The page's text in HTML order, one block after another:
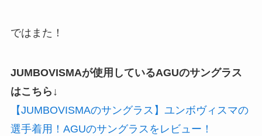
ではまた！
JUMBOVISMAが使用しているAGUのサングラス
はこちら↓
【JUMBOVISMAのサングラス】ユンボヴィスマの
選手着用！AGUのサングラスをレビュー！